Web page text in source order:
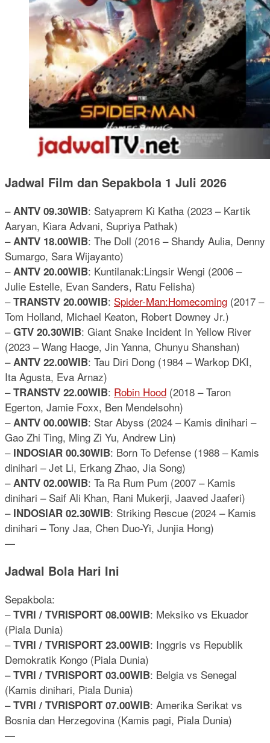
Jadwal Film dan Sepakbola 1 Juli 2026
–ANTV 09.30WIB: Satyaprem Ki Katha (2023 – Kartik
Aaryan, Kiara Advani, Supriya Pathak)
–ANTV 18.00WIB: The Doll (2016 – Shandy Aulia, Denny
Sumargo, Sara Wijayanto)
–ANTV 20.00WIB: Kuntilanak:Lingsir Wengi (2006 –
Julie Estelle, Evan Sanders, Ratu Felisha)
–TRANSTV 20.00WIB: Spider-Man:Homecoming (2017 –
Tom Holland, Michael Keaton, Robert Downey Jr.)
–GTV 20.30WIB: Giant Snake Incident In Yellow River
(2023 – Wang Haoge, Jin Yanna, Chunyu Shanshan)
–ANTV 22.00WIB: Tau Diri Dong (1984 – Warkop DKI,
Ita Agusta, Eva Arnaz)
–TRANSTV 22.00WIB: Robin Hood (2018 – Taron
Egerton, Jamie Foxx, Ben Mendelsohn)
–ANTV 00.00WIB: Star Abyss (2024 – Kamis dinihari –
Gao Zhi Ting, Ming Zi Yu, Andrew Lin)
– INDOSIAR 00.30WIB: Born To Defense (1988 – Kamis
dinihari – Jet Li, Erkang Zhao, Jia Song)
–ANTV 02.00WIB: Ta Ra Rum Pum (2007 – Kamis
dinihari – Saif Ali Khan, Rani Mukerji, Jaaved Jaaferi)
– INDOSIAR 02.30WIB: Striking Rescue (2024 – Kamis
dinihari – Tony Jaa, Chen Duo-Yi, Junjia Hong)
—
Jadwal Bola Hari Ini
Sepakbola:
–TVRI / TVRISPORT 08.00WIB: Meksiko vs Ekuador
(Piala Dunia)
–TVRI / TVRISPORT 23.00WIB: Inggris vs Republik
Demokratik Kongo (Piala Dunia)
–TVRI / TVRISPORT 03.00WIB: Belgia vs Senegal
(Kamis dinihari, Piala Dunia)
–TVRI / TVRISPORT 07.00WIB: Amerika Serikat vs
Bosnia dan Herzegovina (Kamis pagi, Piala Dunia)
—